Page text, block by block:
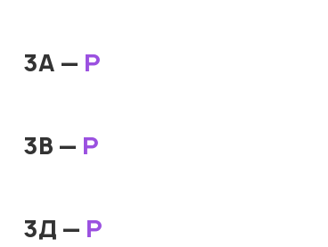
3А — Р
3В — Р
3Д — Р